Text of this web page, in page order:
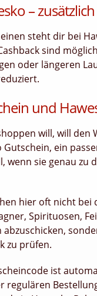
–
steht dir bei
sind
oder längeren
und
will, will
Gutschein, ein
wenn sie genau
hier oft nicht bei
Spirituosen,
zu prüfen.
ist
regulären